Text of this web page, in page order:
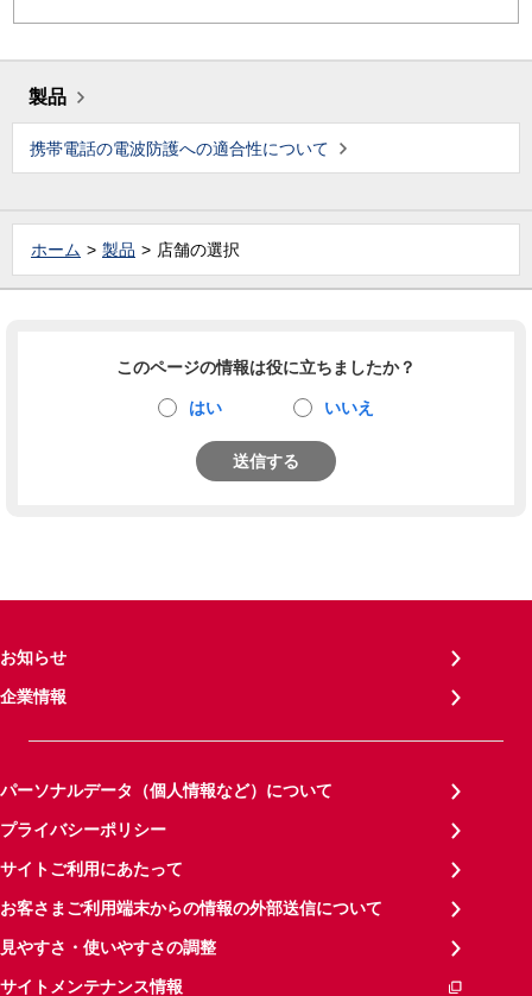
製品
携帯電話の電波防護への適合性について
ホーム 製品 店舗の選択
このページの情報は役に立ちましたか？
はい いいえ
送信する
お知らせ
企業情報
パーソナルデータ（個人情報など）について
プライバシーポリシー
サイトご利用にあたって
お客さまご利用端末からの情報の外部送信について
見やすさ・使いやすさの調整
サイトメンテナンス情報